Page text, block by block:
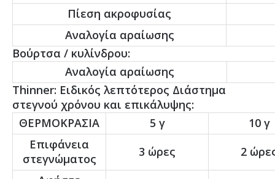
Πίεση ακροφυσίας
Αναλογία αραίωσης
Βούρτσα / κυλίνδρου:
Αναλογία αραίωσης
Thinner: Ειδικός λεπτότερος Διάστημα
στεγνού χρόνου και επικάλυψης:
ΘΕΡΜΟΚΡΑΣΙΑ
5 γ
10 γ
Επιφάνεια
στεγνώματος
3 ώρες
2